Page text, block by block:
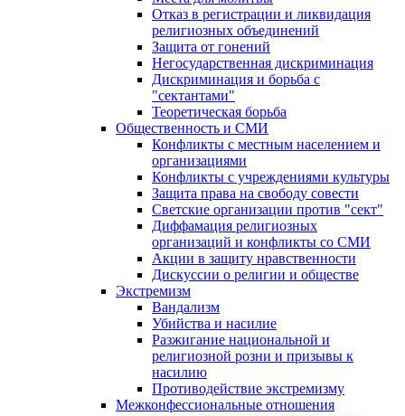
Отказ в регистрации и ликвидация
религиозных объединений
Защита от гонений
Негосударственная дискриминация
Дискриминация и борьба с
"сектантами"
Теоретическая борьба
Общественность и СМИ
Конфликты с местным населением и
организациями
Конфликты с учреждениями культуры
Защита права на свободу совести
Светские организации против "сект"
Диффамация религиозных
организаций и конфликты со СМИ
Акции в защиту нравственности
Дискуссии о религии и обществе
Экстремизм
Вандализм
Убийства и насилие
Разжигание национальной и
религиозной розни и призывы к
насилию
Противодействие экстремизму
Межконфессиональные отношения